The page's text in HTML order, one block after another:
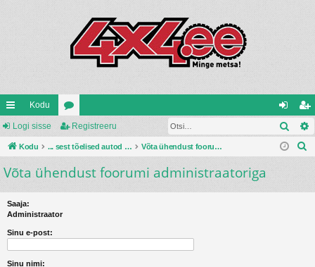
iirl
in
gi
Kodu
oo
ru
mi
og
i
eg
ist
Logi sisse Registreeru Otsi
Kodu ... sest tõelised autod ehitatakse ise ... Võta ühendust foorumi administraatoriga
i
Võta ühendust foorumi administraatoriga
Saaja:
Administraator
Sinu e-post:
Sinu nimi: